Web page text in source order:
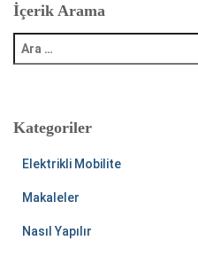
İçerik Arama
:Kategoriler
Elektrikli Mobilite
Makaleler
Nasıl Yapılır